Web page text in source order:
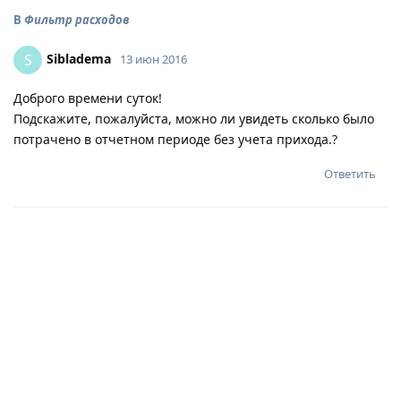
В Фильтр расходов
S Sibladema 13 июн 2016
Доброго времени суток!
Подскажите, пожалуйста, можно ли увидеть сколько было
потрачено в отчетном периоде без учета прихода.?
Ответить